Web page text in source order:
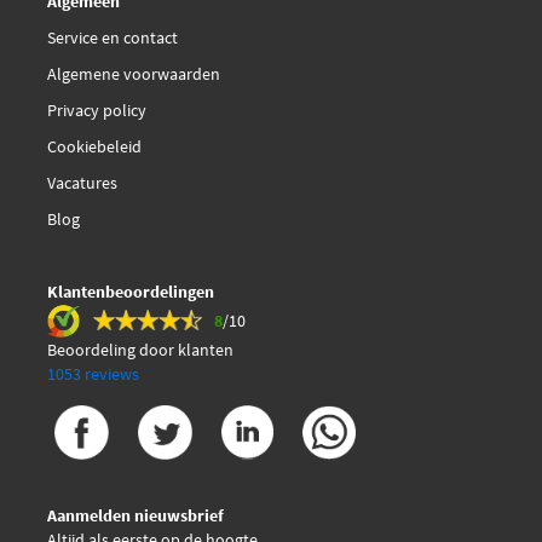
IPD K62069
KM International KFI212
Kavo Parts DKT-6523
Magneti Marelli
341304700000
Malo 1551066
Service en contact
Algemene voorwaarden
Privacy policy
Cookiebeleid
Vacatures
Blog
Klantenbeoordelingen
8/10
Beoordeling door klanten
1053 reviews
Aanmelden nieuwsbrief